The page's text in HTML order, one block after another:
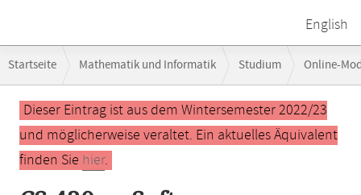
English
Navigation
Startseite Mathematik und Informatik Studium Online-
Hauptinhalt
Dieser Eintrag ist aus dem Wintersemester 2022/23
und möglicherweise veraltet. Ein aktuelles Äquivalent
finden Sie hier.